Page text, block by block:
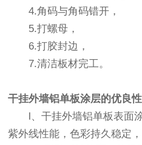
4.角码与角码错开，
5.打螺母，
6.打胶封边，
7.清洁板材完工。
干挂外墙铝单板涂层的优良
l、干挂外墙铝单板表面涂
紫外线性能，色彩持久稳定